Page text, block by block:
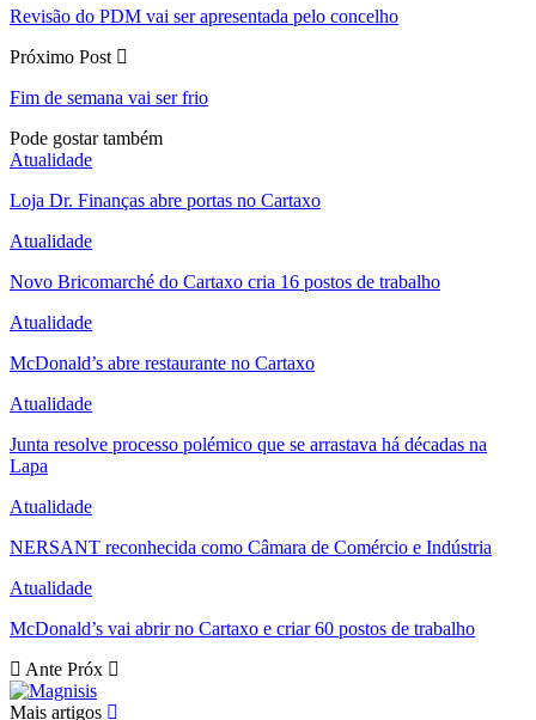
Revisão do PDM vai ser apresentada pelo concelho
Próximo Post
Fim de semana vai ser frio
Pode gostar também
Atualidade
Loja Dr. Finanças abre portas no Cartaxo
Atualidade
Novo Bricomarché do Cartaxo cria 16 postos de trabalho
Atualidade
McDonald’s abre restaurante no Cartaxo
Atualidade
Junta resolve processo polémico que se arrastava há décadas na
Lapa
Atualidade
NERSANT reconhecida como Câmara de Comércio e Indústria
Atualidade
McDonald’s vai abrir no Cartaxo e criar 60 postos de trabalho
Ante Próx
Mais artigos